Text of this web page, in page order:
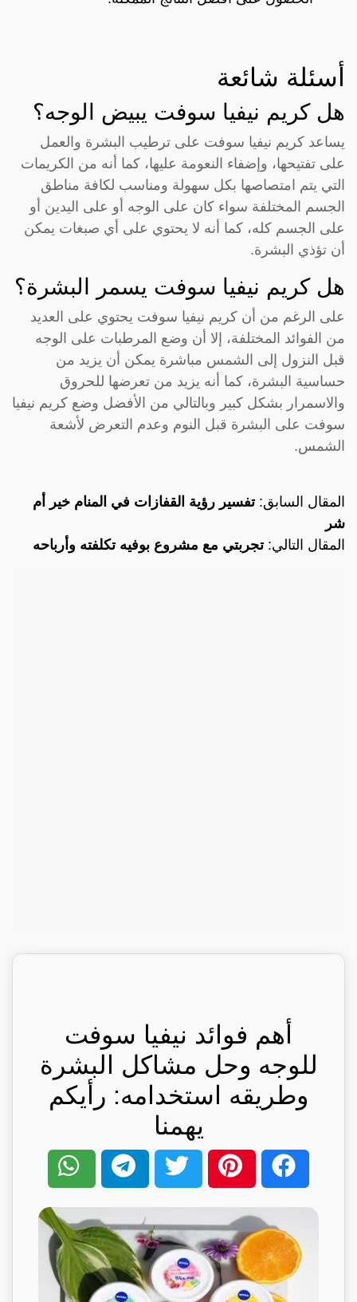
أسئلة شائعة
هل كريم نيفيا سوفت يبيض الوجه؟
يساعد كريم نيفيا سوفت على ترطيب البشرة والعمل
على تفتيحها، وإضفاء النعومة عليها، كما أنه من الكريمات
التي يتم امتصاصها بكل سهولة ومناسب لكافة مناطق
الجسم المختلفة سواء كان على الوجه أو على اليدين أو
على الجسم كله، كما أنه لا يحتوي على أي صبغات يمكن
أن تؤذي البشرة.
هل كريم نيفيا سوفت يسمر البشرة؟
على الرغم من أن كريم نيفيا سوفت يحتوي على العديد
من الفوائد المختلفة، إلا أن وضع المرطبات على الوجه
قبل النزول إلى الشمس مباشرة يمكن أن يزيد من
حساسية البشرة، كما أنه يزيد من تعرضها للحروق
والاسمرار بشكل كبير وبالتالي من الأفضل وضع كريم نيفيا
سوفت على البشرة قبل النوم وعدم التعرض لأشعة
الشمس.
المقال السابق:تفسير رؤية القفازات في المنام خير أم
شر
المقال التالي:تجربتي مع مشروع بوفيه تكلفته وأرباحه
أهم فوائد نيفيا سوفت
للوجه وحل مشاكل البشرة
وطريقه استخدامه: رأيكم
يهمنا